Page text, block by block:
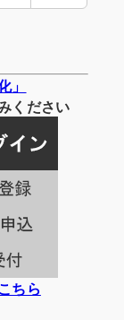
」
ください
ちら